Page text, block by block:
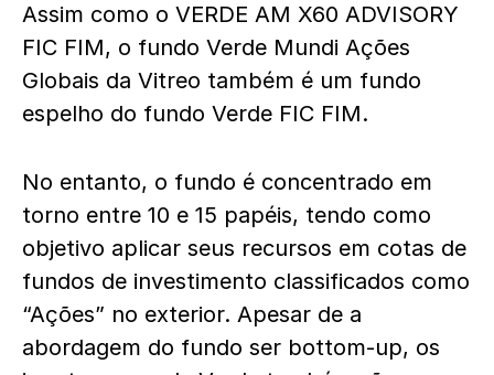
Assim como o VERDE AM X60 ADVISORY
FIC FIM, o fundo Verde Mundi Ações
Globais da Vitreo também é um fundo
espelho do fundo Verde FIC FIM.
No entanto, o fundo é concentrado em
torno entre 10 e 15 papéis, tendo como
objetivo aplicar seus recursos em cotas de
fundos de investimento classificados como
“Ações” no exterior. Apesar de a
abordagem do fundo ser bottom-up, os